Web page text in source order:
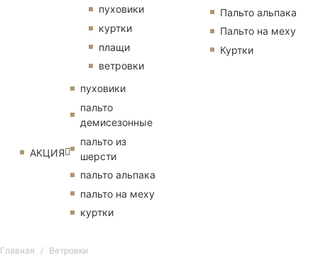
пуховики
куртки
плащи
ветровки
АКЦИЯ
пуховики
пальто
демисезонные
пальто из
шерсти
пальто альпака
пальто на меху
куртки
Пальто альпака
Пальто на меху
Куртки
Главная Ветровки